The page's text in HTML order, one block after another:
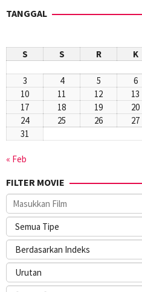
TANGGAL
S
S R K
3
4 5 6
10
11 12 13
17
18 19 20
24
25 26 27
31
« Feb
FILTER MOVIE